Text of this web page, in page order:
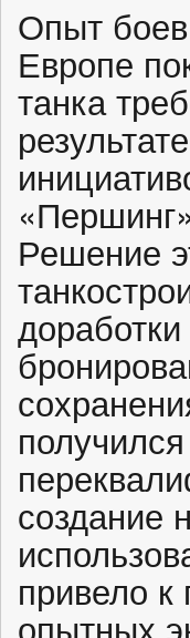
Опыт
Европе
танка
Решение
создание
привело
опытных